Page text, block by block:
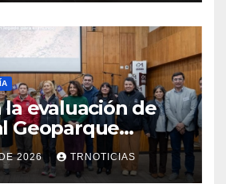
la evaluación de
Geoparque
en el
2026 TRNOTICIAS